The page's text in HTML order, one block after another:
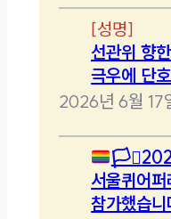
[성명]
선관위 향
극우에 단
2026년 6월 17
🏳️‍⚧️
서울퀴어
참가했습